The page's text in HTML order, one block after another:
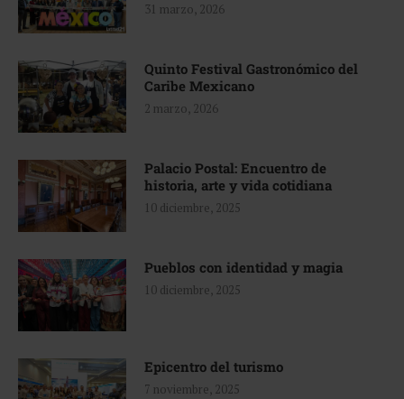
31 marzo, 2026
Quinto Festival Gastronómico del
Caribe Mexicano
2 marzo, 2026
Palacio Postal: Encuentro de
historia, arte y vida cotidiana
10 diciembre, 2025
Pueblos con identidad y magia
10 diciembre, 2025
Epicentro del turismo
7 noviembre, 2025